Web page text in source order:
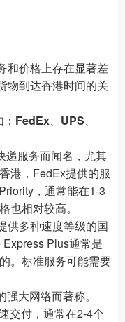
和价格上存在显著差
物到达香港时间的关
FedEx、 UPS、
递服务而闻名，尤其
港，FedEx提供的服
，通常能在1-3
也相对较高。
供多种速度等级的国
Plus通常是
。标准服务可能需要
大网络而著称。
交付，通常在2-4个